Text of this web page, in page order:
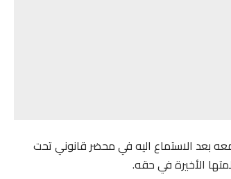
بعد الاستماع اليه في محضر قانوني تحت
الأخيرة في حقه.